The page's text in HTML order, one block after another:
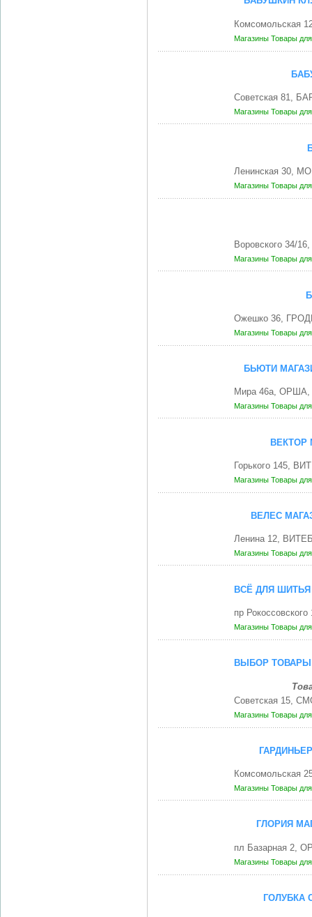
Комсомольская
Магазины Товары
Советская 81,
Магазины Товары
Ленинская 30,
Магазины Товары
Воровского 34/
Магазины Товары
Ожешко 36,
Магазины Товары
БЬЮТИ
Мира 46а, ОРША,
Магазины Товары
ВЕКТОР
Горького 145,
Магазины Товары
ВЕЛЕС
Ленина 12,
Магазины Товары
ВСЁ ДЛЯ ШИТЬЯ
пр
Магазины Товары
ВЫБОР ТОВАРЫ
Советская 15,
Магазины Товары
Комсомольская
Магазины Товары
ГЛОРИЯ
пл Базарная 2,
Магазины Товары
ГОЛУБКА